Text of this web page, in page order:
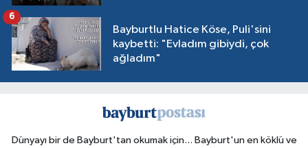
Bayburtlu Hatice Köse, Puli'sini
kaybetti: "Evladım gibiydi, çok
ağladım"
6
Dünyayı bir de Bayburt'tan okumak için... Bayburt'un en köklü ve